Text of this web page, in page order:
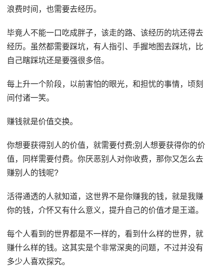
浪费时间，也需要去经历。
毕竟人不能一口吃成胖子，该走的路、该经历的坑还得去
经历。虽然都需要踩坑，有人指引、手握地图去踩坑，比
自己瞎踩坑还是要强很多倍。
每上升一个阶段，以前害怕的眼光，和担忧的事情，顷刻
间付诸一笑。
赚钱就是价值交换。
你想要获得别人的价值，就需要付费;别人想要获得你的价
值，同样需要付费。你厌恶别人对你收费，那你又怎么去
赚别人的钱呢?
活得通透的人就知道，这世界不是你赚我的钱，就是我赚
你的钱，介怀又有什么意义，提升自己的价值才是王道。
每个人看到的世界都是不一样的，看到什么样的世界，就
赚什么样的钱。这其实是个非常深奥的问题，不过并没有
多少人喜欢探究。